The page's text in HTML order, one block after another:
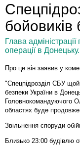
Глава
операції в Донецьку.
Про це він заявив у
"Спецпідрозділ СБУ
безпеки України в
Головнокомандуючого
областях буде
Звільнення споруди
Близько 23:00 будівлю